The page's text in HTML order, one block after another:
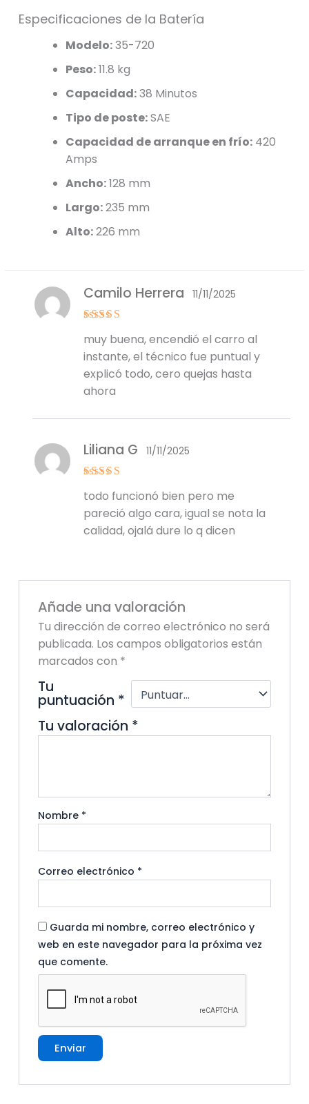
Especificaciones de la Batería
Modelo:35-720
Peso:11.8 kg
Capacidad:38 Minutos
Tipo de poste:SAE
Capacidad de arranque en frío: 420
Amps
Ancho:128 mm
Largo:235 mm
Alto:226 mm
con 5de 5
Camilo Herrera 11/11/2025
muy buena, encendió el carro al
instante, el técnico fue puntual y
explicó todo, cero quejas hasta
ahora
con4de
5
Liliana G 11/11/2025
todo funcionó bien pero me
pareció algo cara, igual se nota la
calidad, ojalá dure lo q dicen
Añade una valoración
Tu dirección de correo electrónico no será
publicada. Los campos obligatorios están
marcados con *
Tu
puntuación *
Tu valoración *
Nombre *
Correo electrónico *
Guarda mi nombre, correo electrónico y
web en este navegador para la próxima vez
que comente.